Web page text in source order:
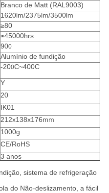
Branco de Matt (RAL9003)
1620lm/2375lm/3500lm
≥80
≥45000hrs
900
Alumínio de fundição
-200C~400C
Y
20
IK01
212x138x176mm
1000g
CE/RoHS
3 anos
sistema de refrigeração
do Não-deslizamento, a fácil